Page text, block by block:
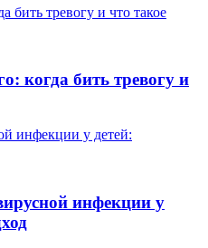
бить тревогу и что такое
когда бить тревогу и
инфекции у детей:
инфекции у